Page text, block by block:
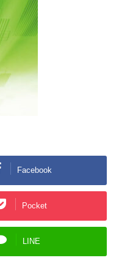
Facebook
Pocket
LINE